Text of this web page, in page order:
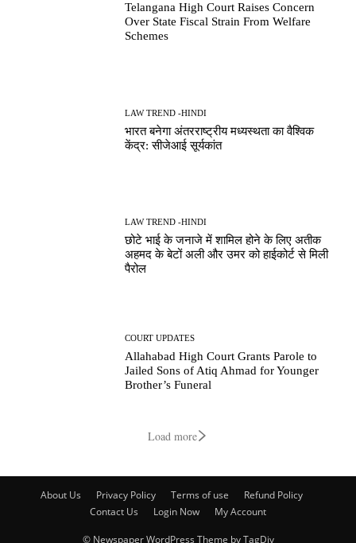
Telangana High Court Raises Concern
Over State Fiscal Strain From Welfare
Schemes
LAW TREND -HINDI
भारत बनेगा अंतरराष्ट्रीय मध्यस्थता का वैश्विक
केंद्र: सीजेआई सूर्यकांत
LAW TREND -HINDI
छोटे भाई के जनाजे में शामिल होने के लिए अतीक
अहमद के बेटों अली और उमर को हाईकोर्ट से मिली
पैरोल
COURT UPDATES
Allahabad High Court Grants Parole to
Jailed Sons of Atiq Ahmad for Younger
Brother’s Funeral
Load more
About Us Privacy Policy Terms of use
Refund Policy
Contact Us
Login Now My Account
© Newspaper WordPress Theme by TagDiv